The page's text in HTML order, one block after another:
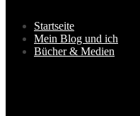
Startseite
Mein Blog und ich
Bücher & Medien